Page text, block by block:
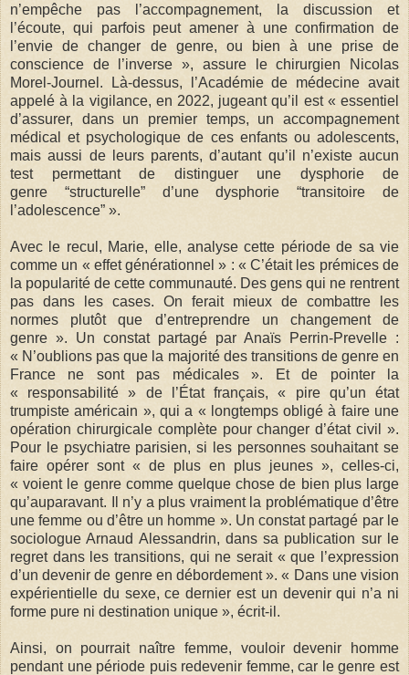
n’empêche pas l’accompagnement, la discussion et
l’écoute, qui parfois peut amener à une confirmation de
l’envie de changer de genre, ou bien à une prise de
conscience de l’inverse », assure le chirurgien Nicolas
Morel-Journel. Là-dessus, l’Académie de médecine avait
appelé à la vigilance, en 2022, jugeant qu’il est « essentiel
d’assurer, dans un premier temps, un accompagnement
médical et psychologique de ces enfants ou adolescents,
mais aussi de leurs parents, d’autant qu’il n’existe aucun
test permettant de distinguer une dysphorie de
genre “structurelle” d’une dysphorie “transitoire de
l’adolescence” ».
Avec le recul, Marie, elle, analyse cette période de sa vie
comme un « effet générationnel » : « C’était les prémices de
la popularité de cette communauté. Des gens qui ne rentrent
pas dans les cases. On ferait mieux de combattre les
normes plutôt que d’entreprendre un changement de
genre ». Un constat partagé par Anaïs Perrin-Prevelle :
« N’oublions pas que la majorité des transitions de genre en
France ne sont pas médicales ». Et de pointer la
« responsabilité » de l’État français, « pire qu’un état
trumpiste américain », qui a « longtemps obligé à faire une
opération chirurgicale complète pour changer d’état civil ».
Pour le psychiatre parisien, si les personnes souhaitant se
faire opérer sont « de plus en plus jeunes », celles-ci,
« voient le genre comme quelque chose de bien plus large
qu’auparavant. Il n’y a plus vraiment la problématique d’être
une femme ou d’être un homme ». Un constat partagé par le
sociologue Arnaud Alessandrin, dans sa publication sur le
regret dans les transitions, qui ne serait « que l’expression
d’un devenir de genre en débordement ». « Dans une vision
expérientielle du sexe, ce dernier est un devenir qui n’a ni
forme pure ni destination unique », écrit-il.
Ainsi, on pourrait naître femme, vouloir devenir homme
pendant une période puis redevenir femme, car le genre est